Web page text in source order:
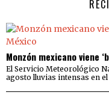
Monzón mexicano viene
El Servicio Meteorológico
agosto lluvias intensas en